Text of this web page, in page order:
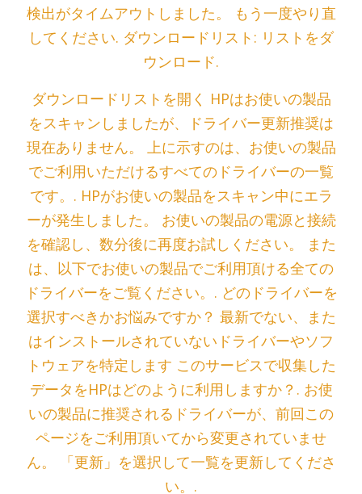
検出がタイムアウトしました。 もう一度やり直
してください. ダウンロードリスト: リストをダ
ウンロード.
ダウンロードリストを開く HPはお使いの製品
をスキャンしましたが、ドライバー更新推奨は
現在ありません。 上に示すのは、お使いの製品
でご利用いただけるすべてのドライバーの一覧
です。. HPがお使いの製品をスキャン中にエラ
ーが発生しました。 お使いの製品の電源と接続
を確認し、数分後に再度お試しください。 また
は、以下でお使いの製品でご利用頂ける全ての
ドライバーをご覧ください。. どのドライバーを
選択すべきかお悩みですか？ 最新でない、また
はインストールされていないドライバーやソフ
トウェアを特定します このサービスで収集した
データをHPはどのように利用しますか？. お使
いの製品に推奨されるドライバーが、前回この
ページをご利用頂いてから変更されていませ
ん。 「更新」を選択して一覧を更新してくださ
い。.